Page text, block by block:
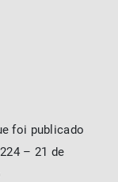
foi publicado
– 21 de